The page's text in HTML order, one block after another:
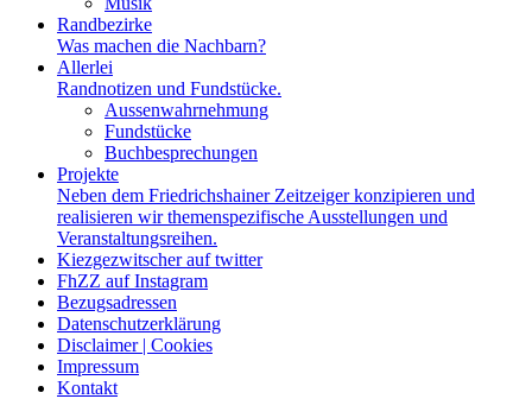
Randbezirke
Was machen die Nachbarn?
Allerlei
Randnotizen und Fundstücke.
Aussenwahrnehmung
Fundstücke
Buchbesprechungen
Projekte
Neben dem Friedrichshainer Zeitzeiger konzipieren und
realisieren wir themenspezifische Ausstellungen und
Veranstaltungsreihen.
Kiezgezwitscher auf twitter
FhZZ auf Instagram
Bezugsadressen
Datenschutzerklärung
Disclaimer | Cookies
Impressum
Kontakt